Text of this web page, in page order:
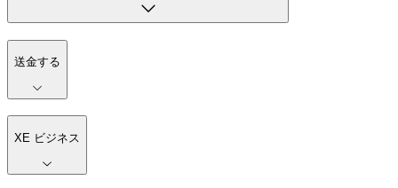
送金する
XE ビジネス